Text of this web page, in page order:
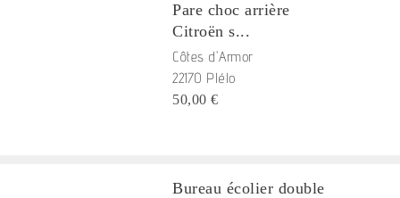
Pare choc arrière
Citroën s...
Côtes d'Armor
22170 Plélo
50,00 €
Bureau écolier double